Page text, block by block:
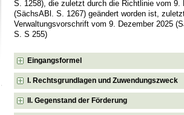
S. 1258), die zuletzt durch die Richtlinie vom 9.
(SächsABl. S. 1267) geändert worden ist,
Verwaltungsvorschrift vom 9. Dezember 2025
S. S 255)
Eingangsformel
I. Rechtsgrundlagen und Zuwendungszweck
II. Gegenstand der Förderung